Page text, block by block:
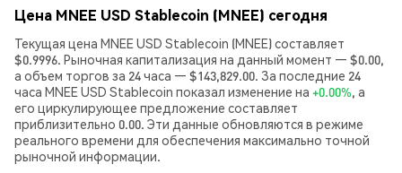
Цена MNEE USD Stablecoin (MNEE) сегодня
Текущая цена MNEE USD Stablecoin (MNEE) составляет
$0.9996. Рыночная капитализация на данный момент — $0.00,
а объем торгов за 24 часа — $143,829.00. За последние 24
часа MNEE USD Stablecoin показал изменение на +0.00%, а
его циркулирующее предложение составляет
приблизительно 0.00. Эти данные обновляются в режиме
реального времени для обеспечения максимально точной
рыночной информации.